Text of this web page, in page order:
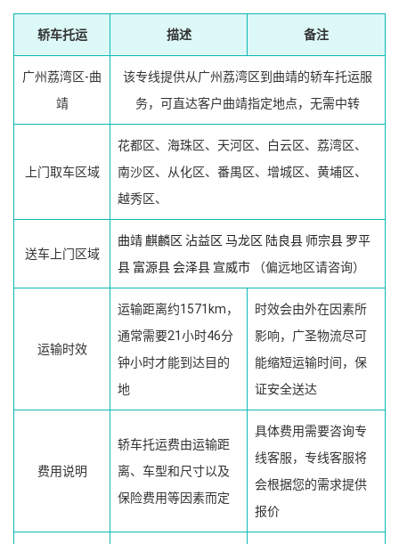
轿车托运 描述 备注
广州荔湾区-曲
靖
该专线提供从广州荔湾区到曲靖的轿车托运服
务，可直达客户曲靖指定地点，无需中转
上门取车区域
花都区、海珠区、天河区、白云区、荔湾区、
南沙区、从化区、番禺区、增城区、黄埔区、
越秀区、
送车上门区域
曲靖 麒麟区 沾益区 马龙区 陆良县 师宗县 罗平
县 富源县会泽县 宣威市 （偏远地区请咨询）
运输时效
运输距离约1571km，
通常需要21小时46分
钟小时才能到达目的
地
时效会由外在因素所
影响，广圣物流尽可
能缩短运输时间，保
证安全送达
费用说明
轿车托运费由运输距
离、车型和尺寸以及
保险费用等因素而定
具体费用需要咨询专
线客服，专线客服将
会根据您的需求提供
报价